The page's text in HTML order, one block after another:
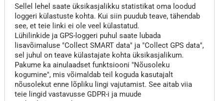
Sellel lehel saate üksikasjalikku statistikat oma loodud
loggeri külastuste kohta. Kui siin puudub teave, tähendab
see, et teie linki ei ole veel külastatud.
Lühilinkide ja GPS-loggeri puhul saate lubada
lisavõimaluse "Collect SMART data" ja "Collect GPS data",
sel juhul on teave külastajate kohta üksikasjalikum.
Pakume ka ainulaadset funktsiooni "Nõusoleku
kogumine", mis võimaldab teil koguda kasutajalt
nõusolekut enne lõpliku lingi vajutamist. See aitab viia
teie lingid vastavusse GDPR-i ja muude